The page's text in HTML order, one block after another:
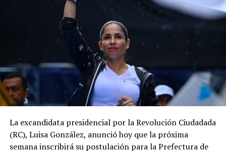
La excandidata presidencial por la Revolución Ciudadada
(RC), Luisa González, anunció hoy que la próxima
semana inscribirá su postulación para la Prefectura de